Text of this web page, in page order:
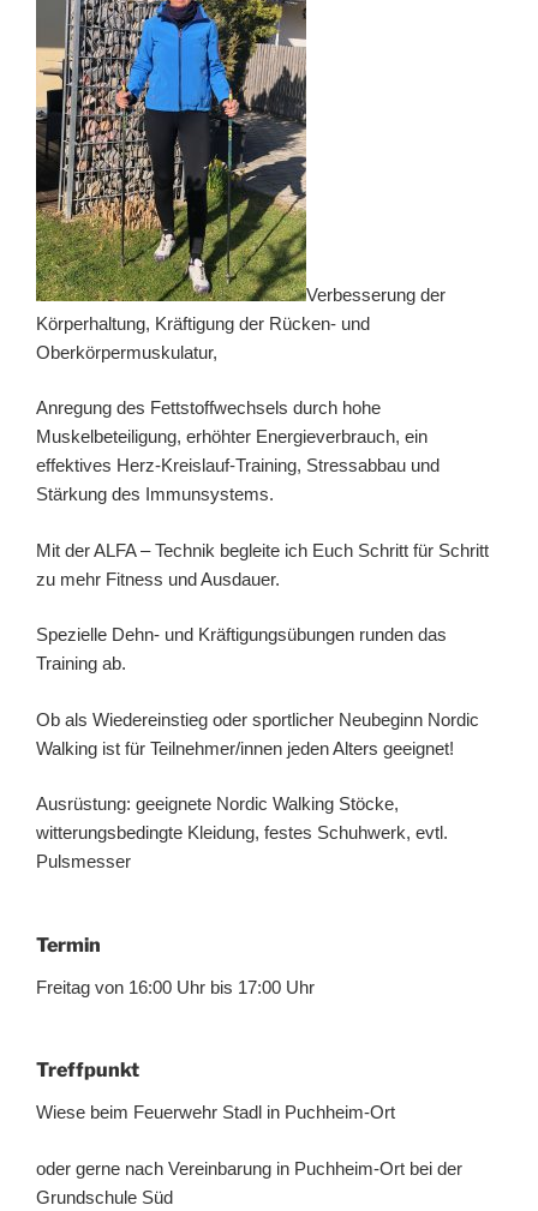
Verbesserung der
Körperhaltung, Kräftigung der Rücken- und
Oberkörpermuskulatur,
Anregung des Fettstoffwechsels durch hohe
Muskelbeteiligung, erhöhter Energieverbrauch, ein
effektives Herz-Kreislauf-Training, Stressabbau und
Stärkung des Immunsystems.
Mit der ALFA – Technik begleite ich Euch Schritt für Schritt
zu mehr Fitness und Ausdauer.
Spezielle Dehn- und Kräftigungsübungen runden das
Training ab.
Ob als Wiedereinstieg oder sportlicher Neubeginn Nordic
Walking ist für Teilnehmer/innen jeden Alters geeignet!
Ausrüstung: geeignete Nordic Walking Stöcke,
witterungsbedingte Kleidung, festes Schuhwerk, evtl.
Pulsmesser
Termin
Freitag von 16:00 Uhr bis 17:00 Uhr
Treffpunkt
Wiese beim Feuerwehr Stadl in Puchheim-Ort
oder gerne nach Vereinbarung in Puchheim-Ort bei der
Grundschule Süd